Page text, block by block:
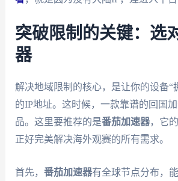
突破限制的关键：选
器
解决地域限制的核心，是让你的设备“
的IP地址。这时候，一款靠谱的回国
品。这里要推荐的是番茄加速器，它
正好完美解决海外观赛的所有需求。
首先， 番茄加速器有全球节点分布，